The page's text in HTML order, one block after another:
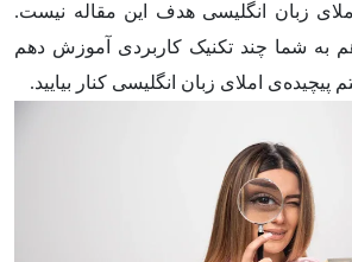
زبان انگلیسی هدف این مقاله نیست.
به شما چند تکنیک کاربردی آموزش دهم
املای زبان انگلیسی کنار بیایید.